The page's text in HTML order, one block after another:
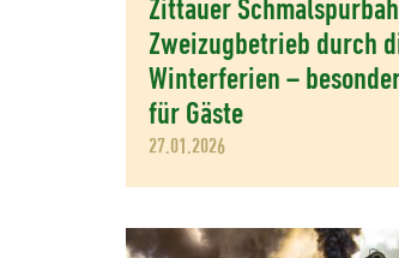
Zittauer
Zweizugbetrieb durch
Winterferien –
für Gäste
27.01.2026